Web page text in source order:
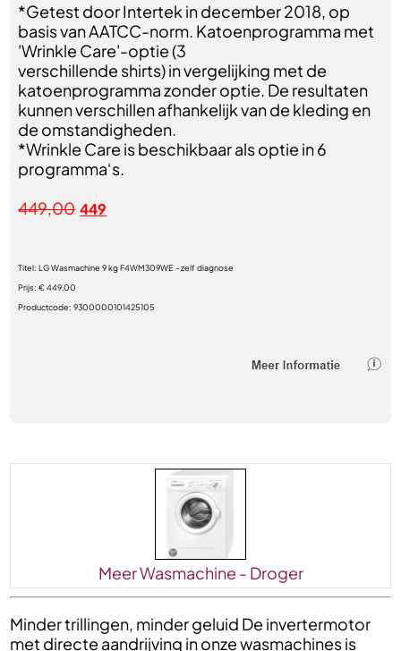
*Getest door Intertek in december 2018, op
basis van AATCC-norm. Katoenprogramma met
'Wrinkle Care'-optie (3
verschillende shirts) in vergelijking met de
katoenprogramma zonder optie. De resultaten
kunnen verschillen afhankelijk van de kleding en
de omstandigheden.
*Wrinkle Care is beschikbaar als optie in 6
programma‘s.
449,00 449
Titel:LG Wasmachine 9 kg F4WM309WE - zelf diagnose
Prijs:€ 449,00
Productcode:9300000101425105
Meer Wasmachine - Droger
Minder trillingen, minder geluid De invertermotor
met directe aandrijving in onze wasmachines is